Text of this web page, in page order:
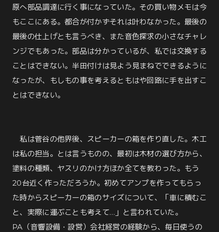
原へ部品調達に行く事になっていた。その買い物メモは今
もここにある。都合が付かずそれは叶わなかった。最後の
最後の仕上げとも言うべき、また音色探求の小さなチャレ
ンジでもあった。部品は分かっているが、私では交換する
ことはできない。半田付けは見よう見まねでできるように
なったが、もしもの事を考えるともはや回路に手を出すこ
とはできない。
私は菅谷の他界後、スピーカーの箱を作り直した。木工
は私の担当。とは言うものの、最初は木材の選び方から、
塗料の種類、ヤスリのかけ方ほか全てを教わった。もう
20台近く作っただろうか。初めてアンプを作ってもらっ
た時からスピーカーの箱のサイズについて、「車に積むこ
と、実際に運ぶことも考えて…」と言われていた。
PA（音響設備・設営）会社経営の経験から、毎日使うの